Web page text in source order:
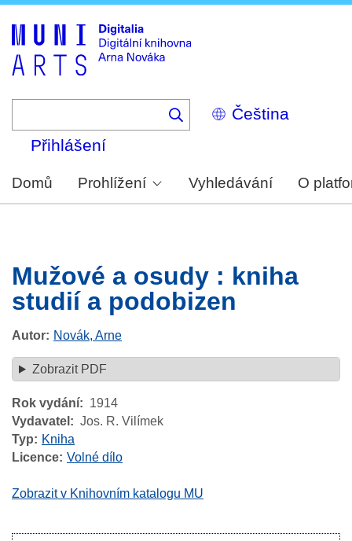
Select
your
Přihlášení
Domů Prohlížení Vyhledávání O
Mužové a osudy : kniha
studií a podobizen
Autor Novák, Arne
Zobrazit PDF
Rok vydání
1914
Vydavatel
Jos. R. Vilímek
Typ
Kniha
Licence Volné dílo
Zobrazit v Knihovním katalogu MU